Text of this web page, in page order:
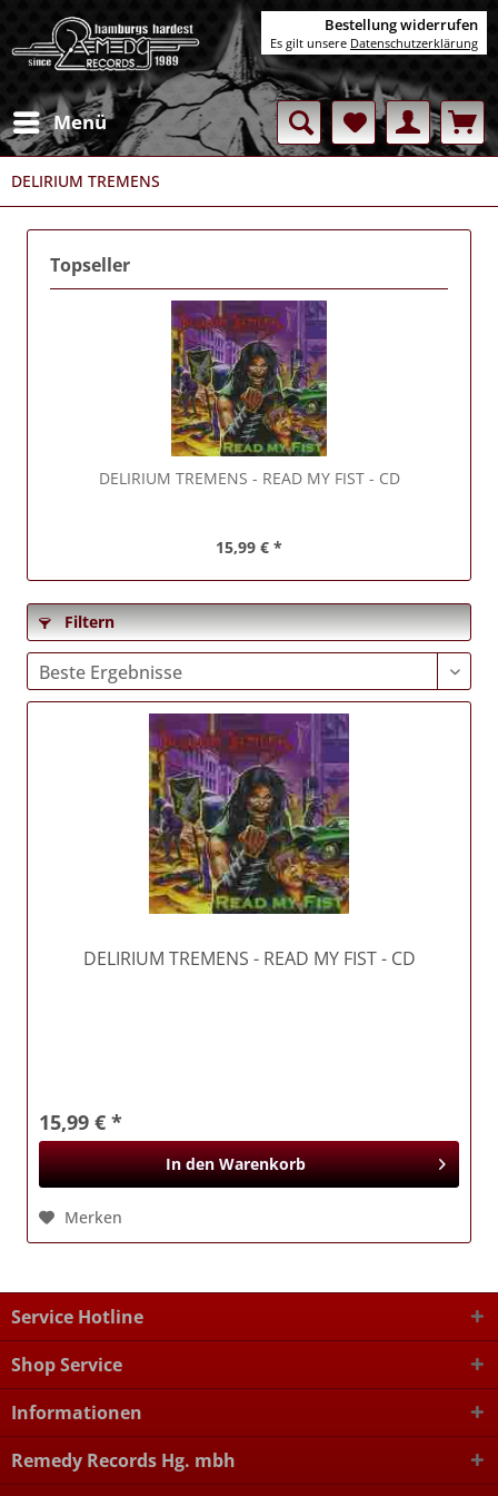
Menü
DELIRIUM TREMENS
Topseller
DELIRIUM TREMENS - READ MY FIST - CD
15,99 € *
Filtern
DELIRIUM TREMENS - READ MY FIST - CD
15,99 € *
In den Warenkorb
Merken
Service Hotline
Shop Service
Informationen
Remedy Records Hg. mbh
Bestellung widerrufen
Es gilt unsere Datenschutzerklärung